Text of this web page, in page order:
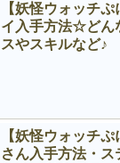
【妖怪ウォッチ
イ入手方法☆どん
スやスキルなど♪
【妖怪ウォッチ
さん入手方法・